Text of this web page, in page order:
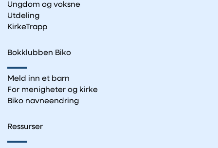
Ungdom og voksne
Utdeling
KirkeTrapp
Bokklubben Biko
Meld inn et barn
For menigheter og kirke
Biko navneendring
Ressurser